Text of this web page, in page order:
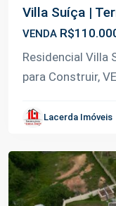
Villa Suíça |
VENDA
Residencial Villa
para Construir,
Lacerda Imóveis
Açu,